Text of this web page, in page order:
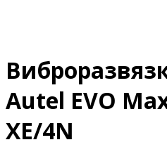
Autel EVO
XE/4N